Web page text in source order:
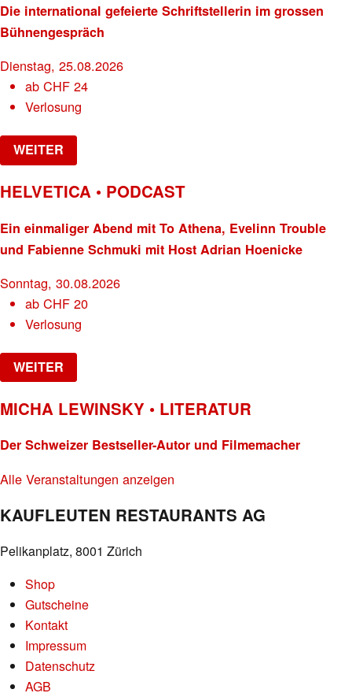
Die international gefeierte Schriftstellerin im grossen
Bühnengespräch
Dienstag, 25.08.2026
abCHF 24
Verlosung
WEITER
HELVETICA • PODCAST
Ein einmaliger Abend mit To Athena, Evelinn Trouble
und Fabienne Schmuki mit Host Adrian Hoenicke
Sonntag, 30.08.2026
abCHF 20
Verlosung
WEITER
MICHA LEWINSKY • LITERATUR
Der Schweizer Bestseller-Autor und Filmemacher
Alle Veranstaltungen anzeigen
KAUFLEUTEN RESTAURANTS AG
Pelikanplatz, 8001 Zürich
Shop
Gutscheine
Kontakt
Impressum
Datenschutz
AGB